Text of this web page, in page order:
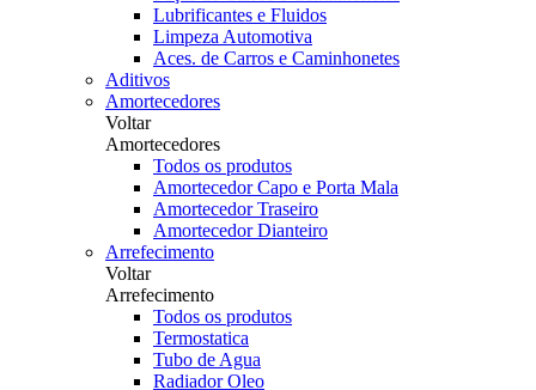
Lubrificantes e Fluidos
Limpeza Automotiva
Aces. de Carros e Caminhonetes
Aditivos
Amortecedores
Voltar
Amortecedores
Todos os produtos
Amortecedor Capo e Porta Mala
Amortecedor Traseiro
Amortecedor Dianteiro
Arrefecimento
Voltar
Arrefecimento
Todos os produtos
Termostatica
Tubo de Agua
Radiador Oleo